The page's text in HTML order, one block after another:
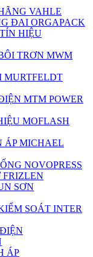
VAHLE
ĐAI ORGAPACK
HIỆU
TRƠN MWM
MURTFELDT
MTM POWER
MOFLASH
ÁP MICHAEL
NOVOPRESS
FRIZLEN
SƠN
SOÁT INTER
ÁP